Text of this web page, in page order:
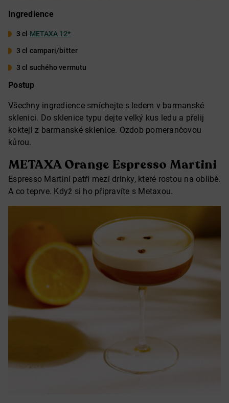
Ingredience
3 cl METAXA 12*
3 cl campari/bitter
3 cl suchého vermutu
Postup
Všechny ingredience smíchejte s ledem v barmanské
sklenici. Do sklenice typu dejte velký kus ledu a přelij
koktejl z barmanské sklenice. Ozdob pomerančovou
kůrou.
METAXA Orange Espresso Martini
Espresso Martini patří mezi drinky, které rostou na oblibě.
A co teprve. Když si ho připravíte s Metaxou.